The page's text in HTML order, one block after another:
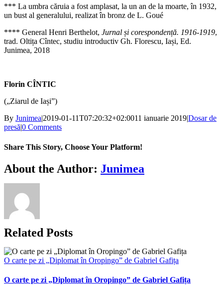
*** La umbra căruia a fost amplasat, la un an de la moarte, în 1932,
un bust al generalului, realizat în bronz de L. Goué
**** General Henri Berthelot, Jurnal și corespondență. 1916-1919,
trad. Oltița Cîntec, studiu introductiv Gh. Florescu, Iași, Ed.
Junimea, 2018
Florin CÎNTIC
(„Ziarul de Iași”)
By Junimea|2019-01-11T07:20:32+02:0011 ianuarie 2019|Dosar de
presă|0 Comments
Share This Story, Choose Your Platform!
Facebook
X
Bluesky
Reddit
LinkedIn
WhatsApp
Telegram
Tumblr
Xing
Email
Copy
Link
About the Author: Junimea
Related Posts
O carte pe zi „Diplomat în Oropingo” de Gabriel Gafița
O carte pe zi „Diplomat în Oropingo” de Gabriel Gafița